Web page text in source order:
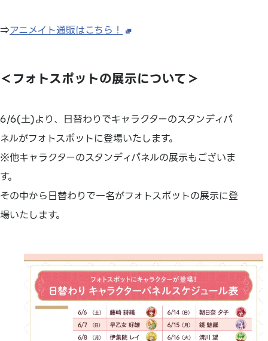
⇒アニメイト通販はこちら！
＜フォトスポットの展示について＞
6/6(土)より、日替わりでキャラクターのスタンディパ
ネルがフォトスポットに登場いたします。
※他キャラクターのスタンディパネルの展示もございま
す。
その中から日替わりで一名がフォトスポットの展示に登
場いたします。